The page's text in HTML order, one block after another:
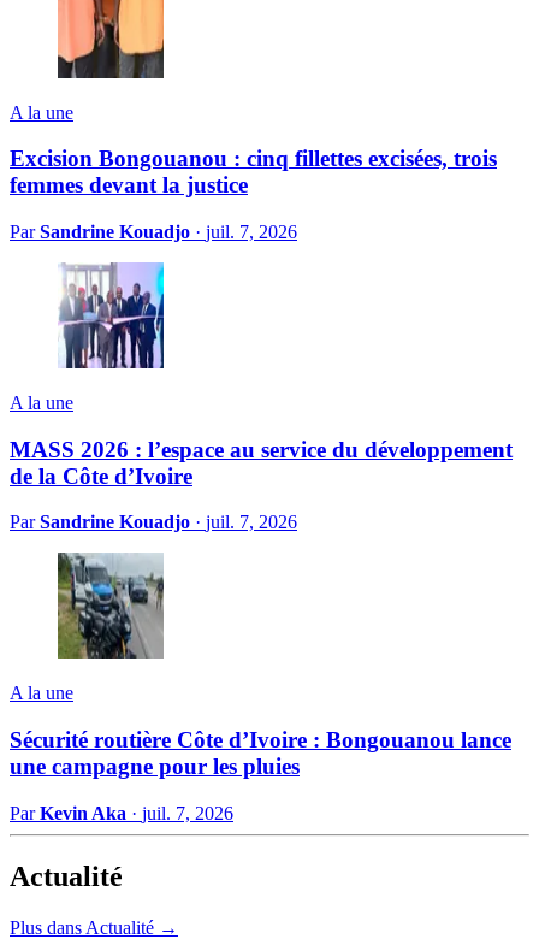
A la une
Excision Bongouanou : cinq fillettes excisées, trois
femmes devant la justice
ParSandrine Kouadjo · juil. 7, 2026
A la une
MASS 2026 : l’espace au service du développement
de la Côte d’Ivoire
ParSandrine Kouadjo · juil. 7, 2026
A la une
Sécurité routière Côte d’Ivoire : Bongouanou lance
une campagne pour les pluies
ParKevin Aka · juil. 7, 2026
Actualité
Plus dans Actualité →